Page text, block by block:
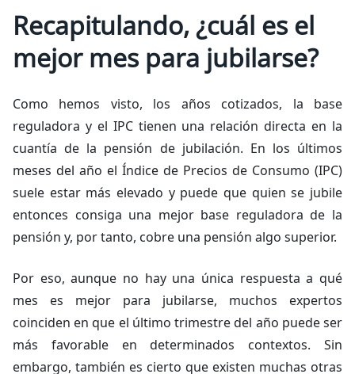
Recapitulando, ¿cuál es el
mejor mes para jubilarse?
Como hemos visto, los años cotizados, la base
reguladora y el IPC tienen una relación directa en la
cuantía de la pensión de jubilación. En los últimos
meses del año el Índice de Precios de Consumo (IPC)
suele estar más elevado y puede que quien se jubile
entonces consiga una mejor base reguladora de la
pensión y, por tanto, cobre una pensión algo superior.
Por eso, aunque no hay una única respuesta a qué
mes es mejor para jubilarse, muchos expertos
coinciden en que el último trimestre del año puede ser
más favorable en determinados contextos. Sin
embargo, también es cierto que existen muchas otras